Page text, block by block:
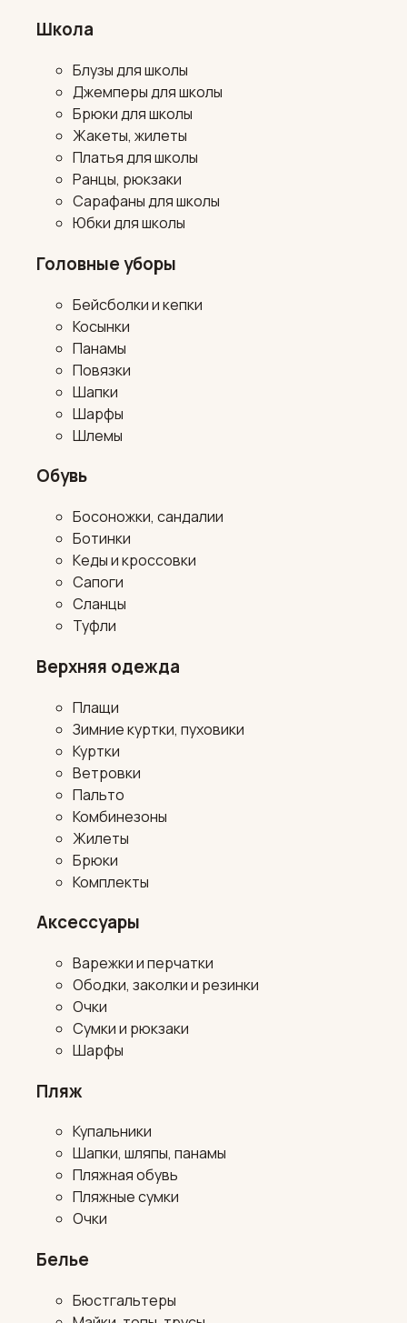
Школа
Блузы для школы
Джемперы для школы
Брюки для школы
Жакеты, жилеты
Платья для школы
Ранцы, рюкзаки
Сарафаны для школы
Юбки для школы
Головные уборы
Бейсболки и кепки
Косынки
Панамы
Повязки
Шапки
Шарфы
Шлемы
Обувь
Босоножки, сандалии
Ботинки
Кеды и кроссовки
Сапоги
Сланцы
Туфли
Верхняя одежда
Плащи
Зимние куртки, пуховики
Куртки
Ветровки
Пальто
Комбинезоны
Жилеты
Брюки
Комплекты
Аксессуары
Варежки и перчатки
Ободки, заколки и резинки
Очки
Сумки и рюкзаки
Шарфы
Пляж
Купальники
Шапки, шляпы, панамы
Пляжная обувь
Пляжные сумки
Очки
Белье
Бюстгальтеры